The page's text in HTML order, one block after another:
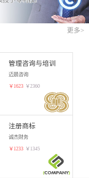
更多>
管理咨询与培训
迈晨咨询
￥ 1623 ￥2360
注册商标
诚杰财务
￥ 1233 ￥ 1345